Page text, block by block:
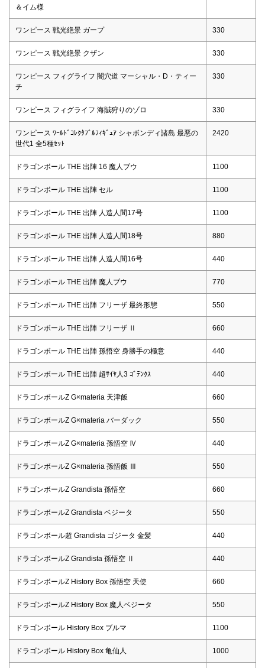
＆イム様
ワンピース 戦光絶景 ガープ 330
ワンピース 戦光絶景 クザン 330
ワンピース フィグライフ 闇穴道 マーシャル・D・ティー
チ
330
ワンピース フィグライフ 海賊狩りのゾロ 330
ワンピース ﾜｰﾙﾄﾞｺﾚｸﾀﾌﾞﾙﾌｨｷﾞｭｱ シャボンディ諸島 最悪の
世代1 全5種ｾｯﾄ
2420
ドラゴンボール THE 出陣 16 魔人ブウ 1100
ドラゴンボール THE 出陣 セル 1100
ドラゴンボール THE 出陣 人造人間17号 1100
ドラゴンボール THE 出陣 人造人間18号 880
ドラゴンボール THE 出陣 人造人間16号 440
ドラゴンボール THE 出陣 魔人ブウ 770
ドラゴンボール THE 出陣 フリーザ 最終形態 550
ドラゴンボール THE 出陣 フリーザ Ⅱ 660
ドラゴンボール THE 出陣 孫悟空 身勝手の極意 440
ドラゴンボール THE 出陣 超ｻｲﾔ人3 ｺﾞﾃﾝｸｽ 440
ドラゴンボールZ G×materia 天津飯 660
ドラゴンボールZ G×materia バーダック 550
ドラゴンボールZ G×materia 孫悟空 Ⅳ 440
ドラゴンボールZ G×materia 孫悟飯 Ⅲ 550
ドラゴンボールZ Grandista 孫悟空 660
ドラゴンボールZ Grandista ベジータ 550
ドラゴンボール超 Grandista ゴジータ 金髪 440
ドラゴンボールZ Grandista 孫悟空 Ⅱ 440
ドラゴンボールZ History Box 孫悟空 天使 660
ドラゴンボールZ History Box 魔人ベジータ 550
ドラゴンボール History Box ブルマ 1100
ドラゴンボール History Box 亀仙人 1000